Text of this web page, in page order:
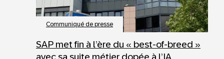
Communiqué de presse
SAP met fin à l’ère du « best-of-breed »
avec sa suite métier dopée à l’IA